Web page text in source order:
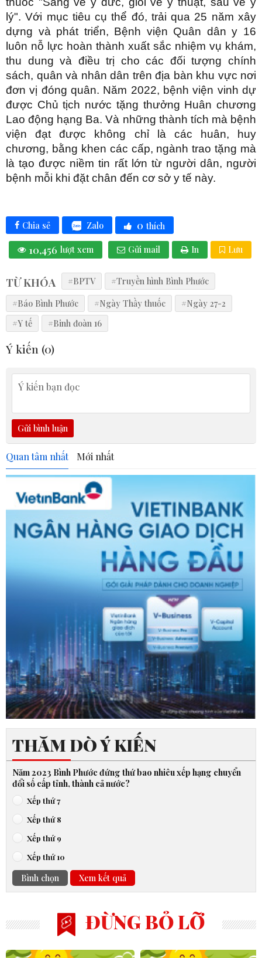
lý". Với mục tiêu cụ thể đó, trải qua 25 năm xây
dựng và phát triển, Bệnh viện Quân dân y 16
luôn nỗ lực hoàn thành xuất sắc nhiệm vụ khám,
thu dung và điều trị cho các đối tượng chính
sách, quân và nhân dân trên địa bàn khu vực nơi
đơn vị đóng quân. Năm 2022, bệnh viện vinh dự
được Chủ tịch nước tặng thưởng Huân chương
Lao động hạng Ba. Và những thành tích mà bệnh
viện đạt được không chỉ là các huân, huy
chương, bằng khen các cấp, ngành trao tặng mà
là tạo được niềm tin rất lớn từ người dân, người
bệnh mỗi khi đặt chân đến cơ sở y tế này.
Chia sẻ Zalo 0 thích
10,456 lượt xem Gửi mail In Lưu
TỪ KHÓA #BPTV
#Truyền hình Bình Phước
#Báo Bình Phước
#Ngày Thầy thuốc
#Ngày 27-2
#Y tế
#Binh đoàn 16
Ý kiến (0)
Gửi bình luận
Quan tâm nhất Mới nhất
THĂM DÒ Ý KIẾN
Năm 2023 Bình Phước đứng thứ bao nhiêu xếp hạng chuyển
đổi số cấp tỉnh, thành cả nước?
Xếp thứ 7
Xếp thứ 8
Xếp thứ 9
Xếp thứ 10
Bình chọn Xem kết quả
ĐỪNG BỎ LỠ